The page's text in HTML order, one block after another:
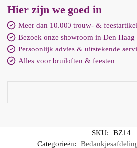
Hier zijn we goed in
Meer dan 10.000 trouw- &
Bezoek onze showroom in Den Haag
Persoonlijk advies & uitstekende
Alles voor bruiloften & feesten
SKU:
BZ14
Categorieën: